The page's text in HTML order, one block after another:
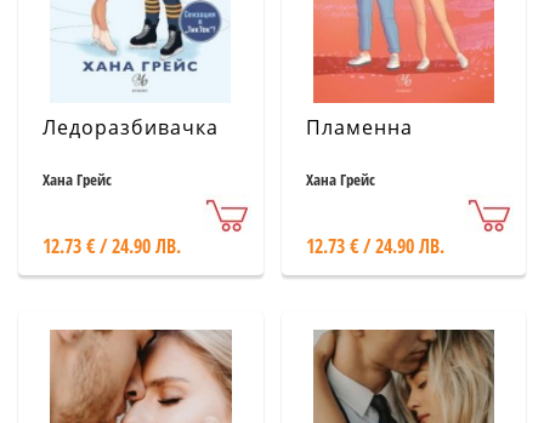
Ледоразбивачка
Хана Грейс
12.73 € / 24.90 ЛВ.
Пламенна
Хана Грейс
12.73 € / 24.90 ЛВ.